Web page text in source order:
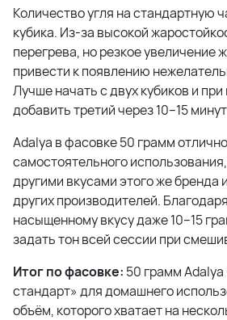
Количество угля на стандартную
кубика. Из-за высокой
перегрева, но резкое увеличение
привести к появлению
Лучше начать с двух кубиков и
добавить третий через 10–15
Adalya в фасовке 50 грамм
самостоятельного
другими вкусами этого же бренда
других производителей.
насыщенному вкусу даже 10–15
задать тон всей сессии при
Итог по фасовке: 50 грамм
стандарт» для домашнего
объём, которого хватает на